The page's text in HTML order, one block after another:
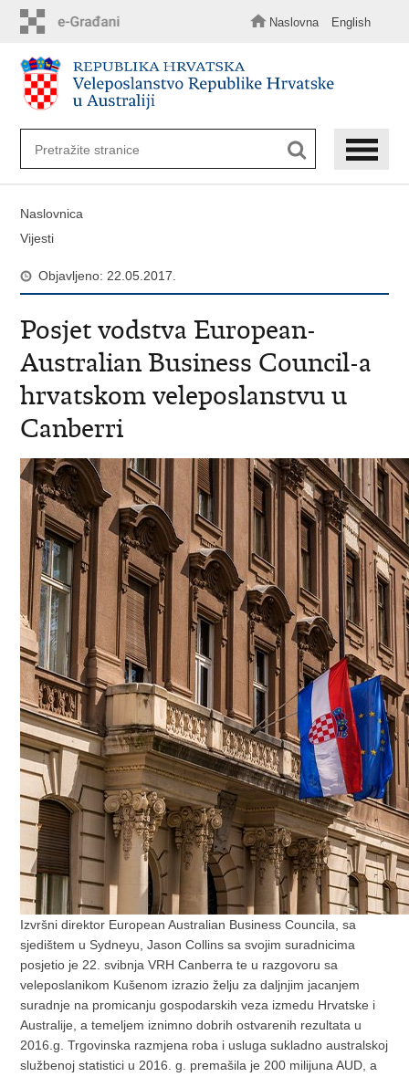
sadržaj
Naslovna English
Naslovnica
Vijesti
Objavljeno: 22.05.2017.
Posjet vodstva European-
Australian Business Council-a
hrvatskom veleposlanstvu u
Canberri
Izvršni direktor European Australian Business Councila, sa
sjedištem u Sydneyu, Jason Collins sa svojim suradnicima
posjetio je 22. svibnja VRH Canberra te u razgovoru sa
veleposlanikom Kušenom izrazio želju za daljnjim jacanjem
suradnje na promicanju gospodarskih veza izmedu Hrvatske i
Australije, a temeljem iznimno dobrih ostvarenih rezultata u
2016.g. Trgovinska razmjena roba i usluga sukladno australskoj
službenoj statistici u 2016. g. premašila je 200 milijuna AUD, a